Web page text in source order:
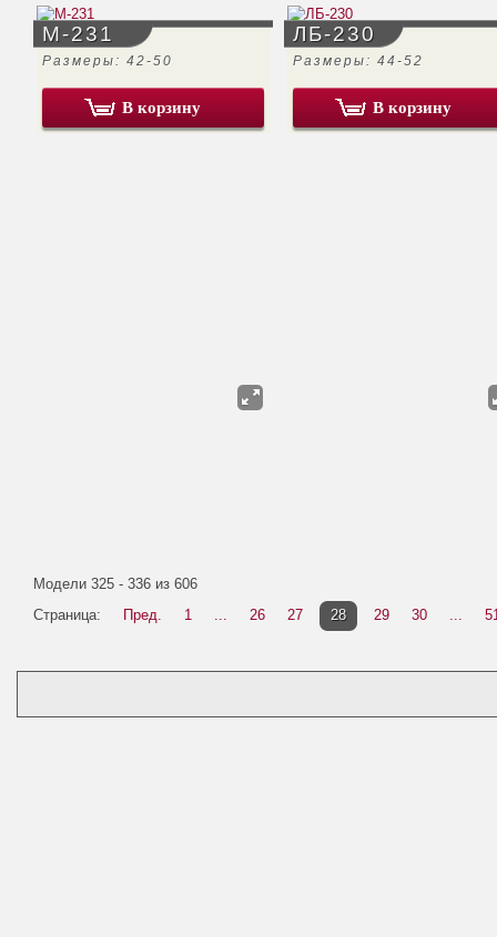
М-231
Размеры: 42-50
В корзину
ЛБ-230
Размеры: 44-52
В корзину
Модели 325 - 336 из 606
Страница:
Пред. 1 ... 26 27 28 29 30 ...